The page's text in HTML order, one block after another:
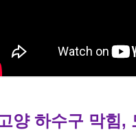
양 하수구 막힘,